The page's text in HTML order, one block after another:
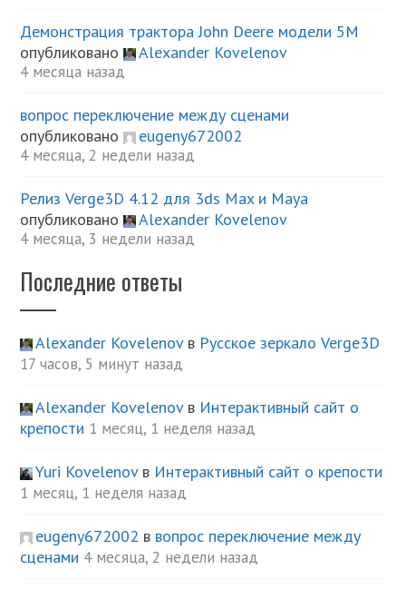
Демонстрация трактора John Deere модели 5М
опубликовано
Alexander Kovelenov
4 месяца назад
вопрос переключение между сценами
опубликовано
eugeny672002
4 месяца, 2 недели назад
Релиз Verge3D 4.12 для 3ds Max и Maya
опубликовано
Alexander Kovelenov
4 месяца, 3 недели назад
Последние ответы
Alexander Kovelenovв Русское зеркало Verge3D
17 часов, 5 минут назад
Alexander Kovelenovв Интерактивный сайт о
крепости 1 месяц, 1 неделя назад
Yuri Kovelenovв Интерактивный сайт о крепости
1 месяц, 1 неделя назад
eugeny672002 в вопрос переключение между
сценами 4 месяца, 2 недели назад